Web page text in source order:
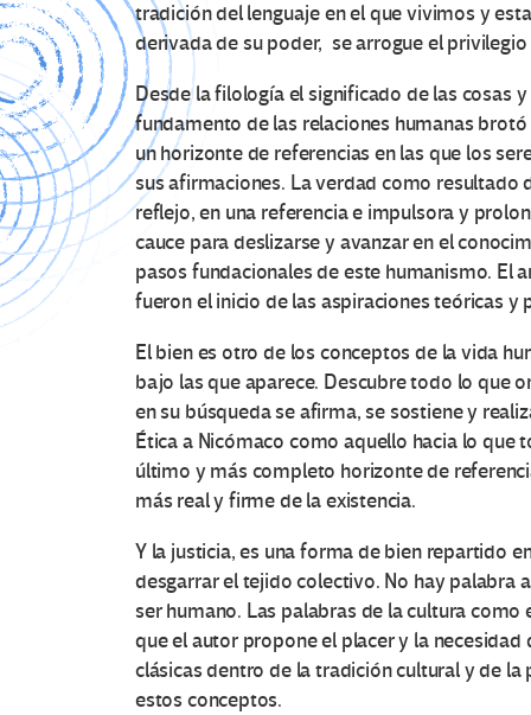
tradición del lenguaje en el que vivimos y
derivada de su poder, se arrogue el
Desde la filología el significado de las cosas
fundamento de las relaciones humanas
un horizonte de referencias en las que los
sus afirmaciones. La verdad como
reflejo, en una referencia e impulsora y
cauce para deslizarse y avanzar en el
pasos fundacionales de este humanismo. El
fueron el inicio de las aspiraciones teóricas y
El bien es otro de los conceptos de la vida
bajo las que aparece. Descubre todo lo que
en su búsqueda se afirma, se sostiene y
Ética a Nicómaco como aquello hacia lo que
último y más completo horizonte de
más real y firme de la existencia.
Y la justicia, es una forma de bien repartido
desgarrar el tejido colectivo. No hay palabra
ser humano. Las palabras de la cultura
que el autor propone el placer y la
clásicas dentro de la tradición cultural y de
estos conceptos.